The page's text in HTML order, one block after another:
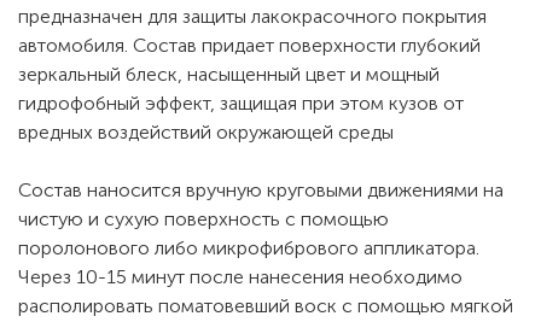
предназначен для защиты лакокрасочного покрытия
автомобиля. Состав придает поверхности глубокий
зеркальный блеск, насыщенный цвет и мощный
гидрофобный эффект, защищая при этом кузов от
вредных воздействий окружающей среды
Состав наносится вручную круговыми движениями на
чистую и сухую поверхность с помощью
поролонового либо микрофибрового аппликатора.
Через 10-15 минут после нанесения необходимо
располировать поматовевший воск с помощью мягкой